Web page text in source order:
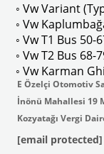
isteyenler için tercih
◦ Vw Variant
◦ Vw
◦ Vw T1 Bus 50-
◦ Vw T2 Bus 68-
◦ Vw Karman
E Özelçi Otomotiv
İnönü Mahallesi 19
Kozyatağı Vergi
[email protected]